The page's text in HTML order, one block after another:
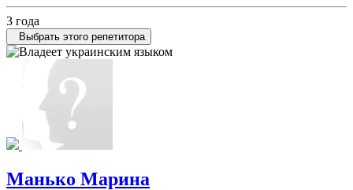
3 года
Выбрать этого репетитора
Манько Марина